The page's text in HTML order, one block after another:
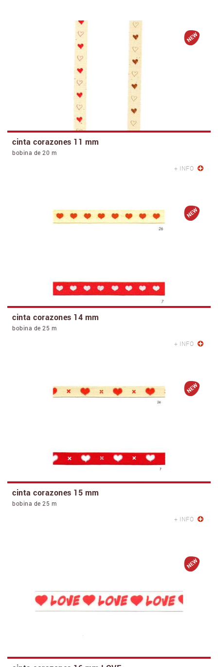
cinta corazones 11 mm
bobina de 20 m
+ INFO
cinta corazones 14 mm
bobina de 25 m
+ INFO
cinta corazones 15 mm
bobina de 25 m
+ INFO